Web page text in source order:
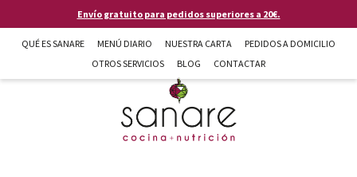
Pasar al contenido principalEnvío gratuito para pedidos superiores a 20€.
QUÉ ES SANARE MENÚ DIARIO NUESTRA CARTA
PEDIDOS A DOMICILIO
OTROS SERVICIOS
BLOG CONTACTAR